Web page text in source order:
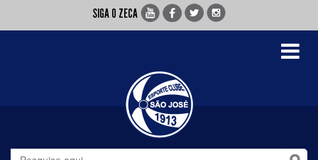
SIGA O ZECA
Toggle